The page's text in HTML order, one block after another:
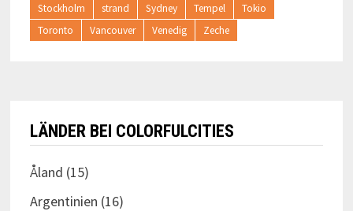
Stockholm
strand Sydney Tempel
Tokio
Toronto
Vancouver Venedig Zeche
LÄNDER BEI COLORFULCITIES
Åland (15)
Argentinien (16)